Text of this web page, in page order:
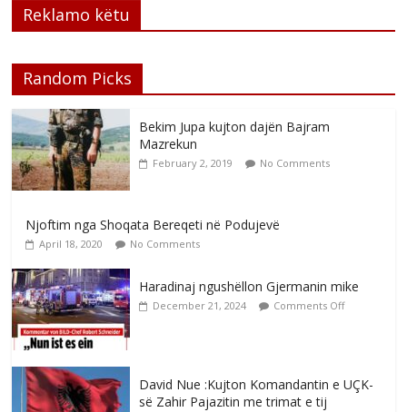
Reklamo këtu
Random Picks
Bekim Jupa kujton dajën Bajram
Mazrekun
February 2, 2019 No Comments
Njoftim nga Shoqata Bereqeti në Podujevë
April 18, 2020 No Comments
Haradinaj ngushëllon Gjermanin mike
December 21, 2024 Comments Off
David Nue :Kujton Komandantin e UÇK-
së Zahir Pajazitin me trimat e tij